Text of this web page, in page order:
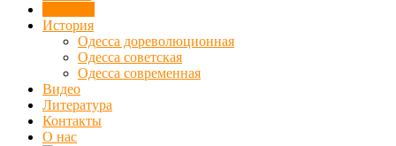
История
Одесса дореволюционная
Одесса советская
Одесса современная
Видео
Литература
Контакты
О нас